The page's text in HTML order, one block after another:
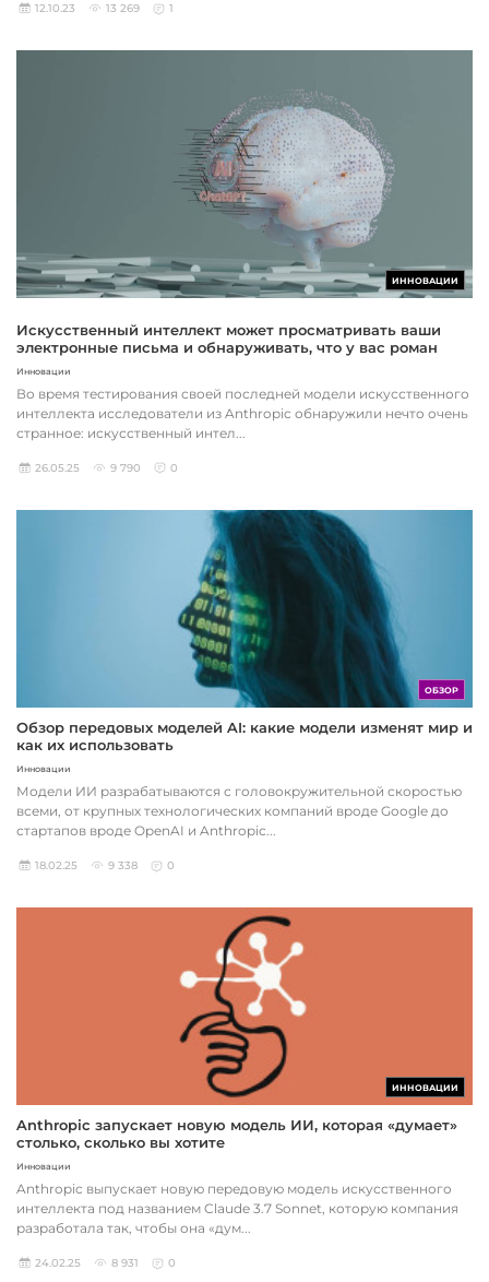
12.10.23 13 269 1
ИННОВАЦИИ
Искусственный интеллект может просматривать ваши
электронные письма и обнаруживать, что у вас роман
Инновации
Во время тестирования своей последней модели искусственного
интеллекта исследователи из Anthropic обнаружили нечто очень
странное: искусственный интел...
26.05.25 9 790 0
ОБЗОР
Обзор передовых моделей AI: какие модели изменят мир и
как их использовать
Инновации
Модели ИИ разрабатываются с головокружительной скоростью
всеми, от крупных технологических компаний вроде Google до
стартапов вроде OpenAI и Anthropic...
18.02.25 9 338 0
ИННОВАЦИИ
Anthropic запускает новую модель ИИ, которая «думает»
столько, сколько вы хотите
Инновации
Anthropic выпускает новую передовую модель искусственного
интеллекта под названием Claude 3.7 Sonnet, которую компания
разработала так, чтобы она «дум...
24.02.25 8 931 0